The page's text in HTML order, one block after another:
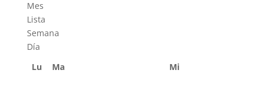
Mes
Lista
Semana
Día
Lu
Ma Mi